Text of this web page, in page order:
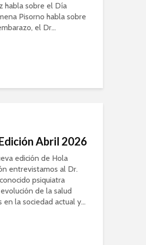
habla sobre el Día
Pisorno habla sobre
el Dr...
Abril 2026
edición de Hola
entrevistamos al Dr.
psiquiatra
de la salud
la sociedad actual y...